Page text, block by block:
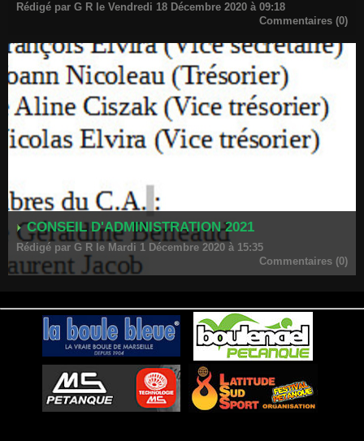
Rédigé par G R le Vendredi 18 Décembre 2020 à 09:18
Commentaires (0)
CONSEIL D'ADMINISTRATION 2021
Rédigé par G R le Mardi 1 Décembre 2020 à 15:35
Commentaires (0)